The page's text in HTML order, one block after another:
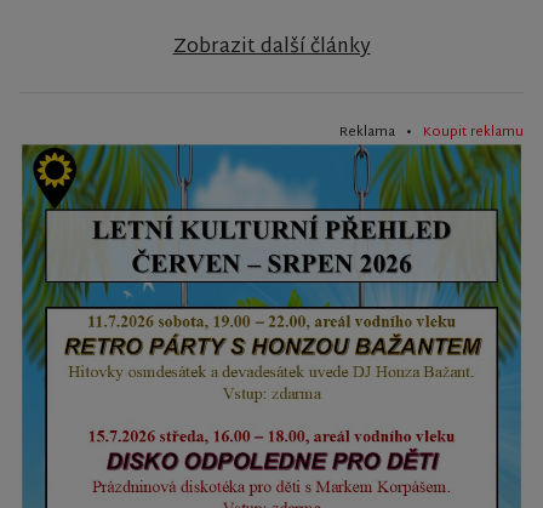
Zobrazit další články
Reklama • Koupit reklamu